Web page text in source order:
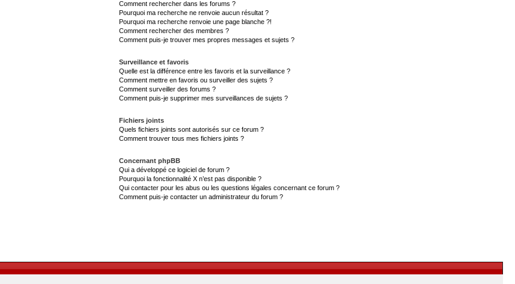
Comment rechercher dans les forums ?
Pourquoi ma recherche ne renvoie aucun résultat ?
Pourquoi ma recherche renvoie une page blanche ?!
Comment rechercher des membres ?
Comment puis-je trouver mes propres messages et sujets ?
Surveillance et favoris
Quelle est la différence entre les favoris et la surveillance ?
Comment mettre en favoris ou surveiller des sujets ?
Comment surveiller des forums ?
Comment puis-je supprimer mes surveillances de sujets ?
Fichiers joints
Quels fichiers joints sont autorisés sur ce forum ?
Comment trouver tous mes fichiers joints ?
Concernant phpBB
Qui a développé ce logiciel de forum ?
Pourquoi la fonctionnalité X n’est pas disponible ?
Qui contacter pour les abus ou les questions légales concernant ce forum ?
Comment puis-je contacter un administrateur du forum ?